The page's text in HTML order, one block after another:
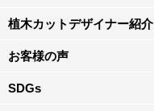
植木カットデザイナー紹介
お客様の声
SDGs